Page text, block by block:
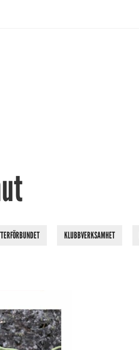
KLUBBVERKSAMHET